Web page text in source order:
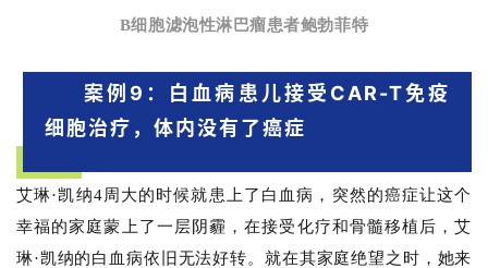
B细胞滤泡性淋巴瘤患者鲍勃菲特
案例9：白血病患儿接受CAR-T免疫
细胞治疗，体内没有了癌症
艾琳·凯纳4周大的时候就患上了白血病，突然的癌症让这个
幸福的家庭蒙上了一层阴霾，在接受化疗和骨髓移植后，艾
琳·凯纳的白血病依旧无法好转。就在其家庭绝望之时，她来